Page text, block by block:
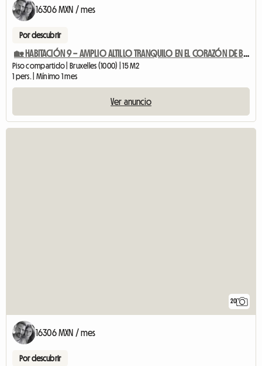
16306 MXN / mes
Por descubrir
🏡 HABITACIÓN 9 – AMPLIO ALTILLO TRANQUILO EN EL CORAZÓN DE BRUSELAS
Piso compartido | Bruxelles (1000) | 15 M2
1 pers. | Mínimo 1 mes
Ver anuncio
20
16306 MXN / mes
Por descubrir